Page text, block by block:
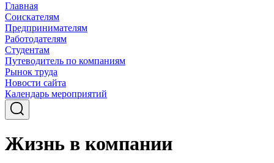
Главная
Соискателям
Предпринимателям
Работодателям
Студентам
Путеводитель по компаниям
Рынок труда
Новости сайта
Календарь мероприятий
Жизнь в компании